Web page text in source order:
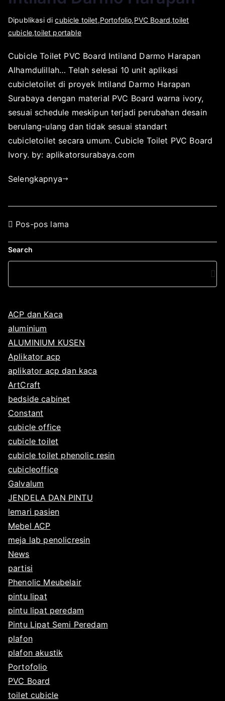
b
a
u
s
s
1
1
,
2
0
7
O
l
h
a
p
l
t
o
s
r
a
a
y
D
i
u
b
l
i
i
p
d
M
e
2
,
0
7
Dipublikasi dicubicle toilet,Portofolio,PVC Board,toilet
cubicle,toilet portable
Cubicle Toilet PVC Board Intiland Darmo Harapan
Alhamdulillah… Telah selesai 10 unit aplikasi
cubicletoilet di proyek Intiland Darmo Harapan
Surabaya dengan material PVC Board warna ivory,
sesuai schedule meskipun terjadi perubahan desain
berulang-ulang dan tidak sesuai standart
cubicletoilet secara umum. Cubicle Toilet PVC Board
Ivory. by: aplikatorsurabaya.com
Selengkapnya
Pos-pos lama
Search
ACP dan Kaca
aluminium
ALUMINIUM KUSEN
Aplikator acp
aplikator acp dan kaca
ArtCraft
bedside cabinet
Constant
cubicle office
cubicle toilet
cubicle toilet phenolic resin
cubicleoffice
Galvalum
JENDELA DAN PINTU
lemari pasien
Mebel ACP
meja lab penolicresin
News
partisi
Phenolic Meubelair
pintu lipat
pintu lipat peredam
Pintu Lipat Semi Peredam
plafon
plafon akustik
Portofolio
PVC Board
toilet cubicle